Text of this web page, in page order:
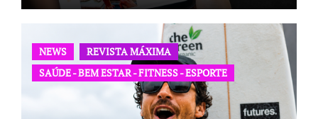
NEWS
REVISTA MÁXIMA
SAÚDE - BEM ESTAR - FITNESS - ESPORTE